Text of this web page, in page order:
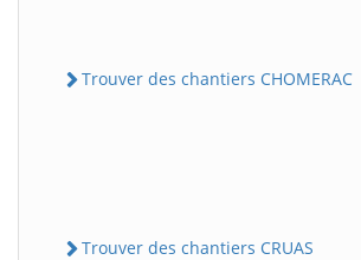
Trouver des chantiers CHOMERAC
Trouver des chantiers CRUAS